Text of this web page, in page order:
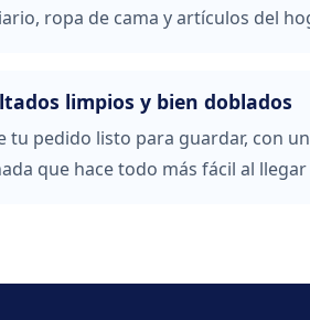
ropa de cama y artículos del
limpios y bien doblados
tu pedido listo para guardar, con
que hace todo más fácil al llegar